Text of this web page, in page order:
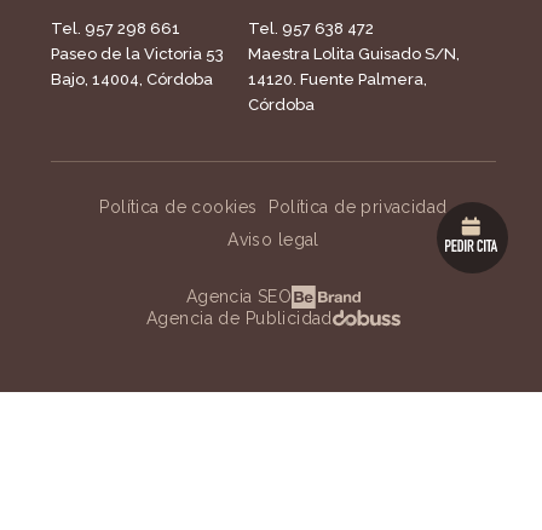
Tel. 957 298 661
Paseo de la Victoria 53
Bajo, 14004, Córdoba
Tel. 957 638 472
Maestra Lolita Guisado S/N,
14120. Fuente Palmera,
Córdoba
Política de cookies
Política de privacidad
Aviso legal
Agencia SEO
Agencia de Publicidad